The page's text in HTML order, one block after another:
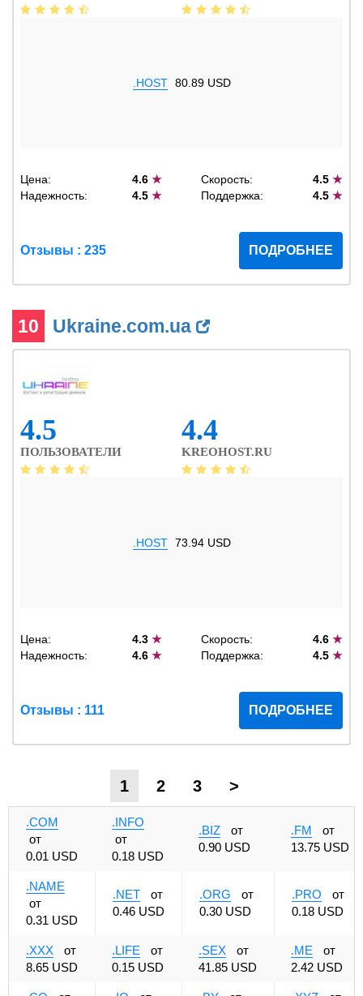
.HOST 80.89 USD
Цена: 4.6★ Скорость: 4.5 ★
Надежность:
4.5★ Поддержка: 4.5 ★
Отзывы : 235 ПОДРОБНЕЕ
10 Ukraine.com.ua
4.5
ПОЛЬЗОВАТЕЛИ
4.4
KREOHOST.RU
.HOST 73.94 USD
Цена: 4.3★ Скорость: 4.6 ★
Надежность:
4.6★ Поддержка: 4.5 ★
Отзывы : 111 ПОДРОБНЕЕ
1 2 3 >
.COM
от
0.01 USD
.INFO
от
0.18 USD
.BIZ
от
0.90 USD
.FM
от
13.75 USD
.NAME
от
0.31 USD
.NET
от
0.46 USD
.ORG
от
0.30 USD
.PRO
от
0.18 USD
.XXX
от
8.65 USD
.LIFE
от
0.15 USD
.SEX
от
41.85 USD
.ME
от
2.42 USD